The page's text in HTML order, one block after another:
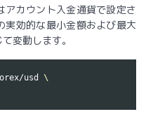
アカウント入金通貨で設定さ
実効的な最小金額および最大
変動します。
usd \